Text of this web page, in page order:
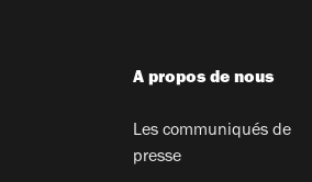
A propos de nous
Les communiqués de
presse